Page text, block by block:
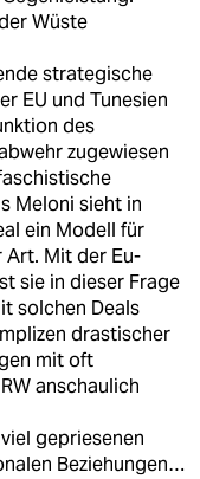
Wüste
strategische
EU und Tunesien
des
zugewiesen
Meloni sieht in
ein Modell für
Art. Mit der Eu-
sie in dieser Frage
solchen Deals
drastischer
mit oft
anschaulich
gepriesenen
Beziehungen…